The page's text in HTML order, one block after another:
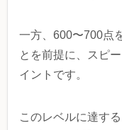
一方、600〜700点
とを前提に、スピ
イントです。
このレベルに達す